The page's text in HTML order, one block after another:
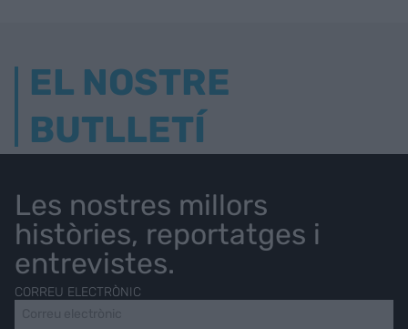
EL NOSTRE
BUTLLETÍ
Les nostres millors
històries, reportatges i
entrevistes.
CORREU ELECTRÒNIC